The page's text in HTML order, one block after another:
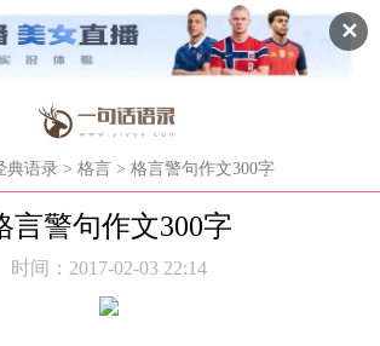
✕
典语录 > 格言 > 格言警句作文300字
言警句作文300字
时间：2017-02-03 22:14